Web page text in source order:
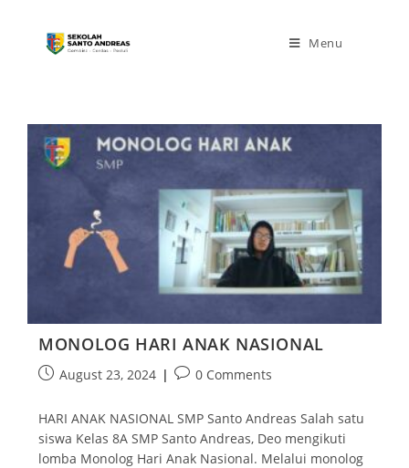
Menu
MONOLOG HARI ANAK NASIONAL
August 23, 2024 0 Comments
HARI ANAK NASIONAL SMP Santo Andreas Salah satu
siswa Kelas 8A SMP Santo Andreas, Deo mengikuti
lomba Monolog Hari Anak Nasional. Melalui monolog